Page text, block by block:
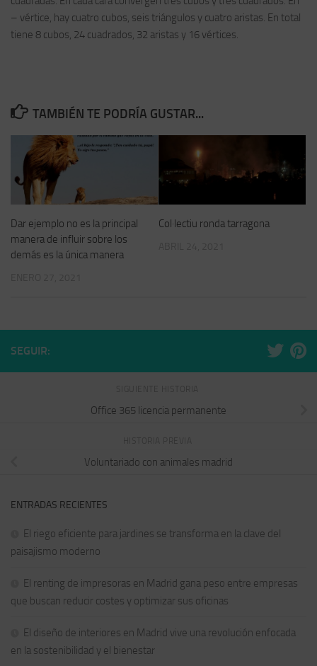
– vértice, hay cuatro cubos, seis triángulos y cuatro aristas. En total
tiene 8 cubos, 24 cuadrados, 32 aristas y 16 vértices.
TAMBIÉN TE PODRÍA GUSTAR...
Dar ejemplo no es la principal
manera de influir sobre los
demás es la única manera
Col·lectiu ronda tarragona
SEGUIR:
Office 365 licencia permanente
Voluntariado con animales madrid
ENTRADAS RECIENTES
El riego eficiente para jardines se transforma en la clave del
paisajismo moderno
El renting de impresoras en Madrid gana peso entre empresas
que buscan reducir costes y optimizar sus oficinas
El diseño de interiores en Madrid vive una revolución enfocada
en la sostenibilidad y el bienestar